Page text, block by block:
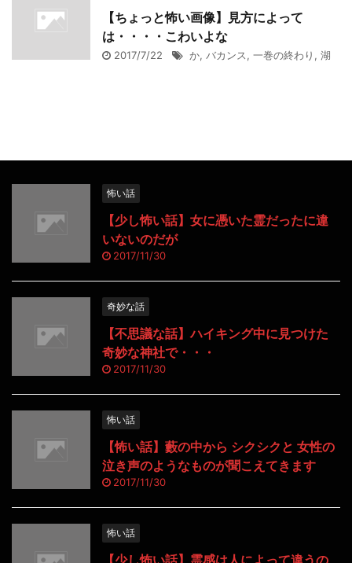
【ちょっと怖い画像】見方によって
は・・・・こわいよな
2017/7/22 か, バカンス, 一巻の終わり , 湖
怖い話
【少し怖い話】女に憑いた霊だったに違
いないのだが
2017/11/30
奇妙な話
【不思議な話】ハイキング中に見つけた
奇妙な神社で・・・
2017/11/30
怖い話
【怖い話】藪の中から シクシクと 女性の
泣き声のようなものが聞こえてきます
2017/11/30
怖い話
【少し怖い話】霊感は人によって違うの